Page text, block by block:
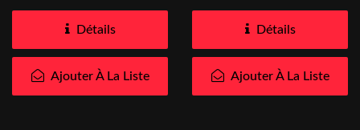
Détails
Ajouter À La Liste
Détails
Ajouter À La Liste